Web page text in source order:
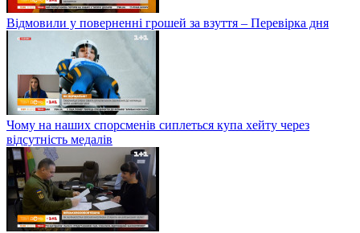
Відмовили у поверненні грошей за взуття – Перевірка дня
Чому на наших спорсменів сиплеться купа хейту через
відсутність медалів